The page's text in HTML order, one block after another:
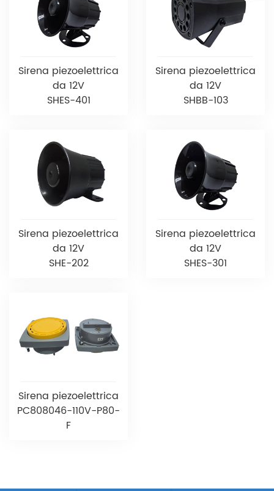
Sirena piezoelettrica
da 12V
SHES-401
Sirena piezoelettrica
da 12V
SHBB-103
Sirena piezoelettrica
da 12V
SHE-202
Sirena piezoelettrica
da 12V
SHES-301
Sirena piezoelettrica
PC808046-110V-P80-
F